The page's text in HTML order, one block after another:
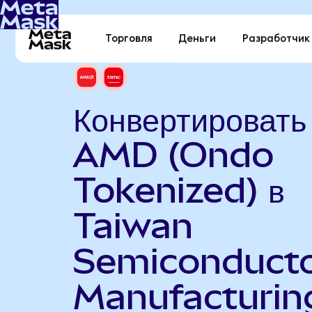
Торговля Деньги Разработчик
Конвертировать
AMD (Ondo
Tokenized) в
Taiwan